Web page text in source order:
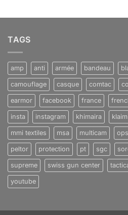
TAGS
amp anti armée bandeau
camouflage casque comtac
earmor facebook france
insta instagram khimaira klaim
mmi textiles msa multicam
peltor protection pt sgc
supreme swiss gun center
youtube